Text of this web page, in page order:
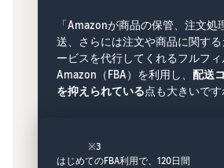
「Amazonが商品の保管、注文処
送、さらには注文や商品に関す
ービスを代行してくれるフルフ
Amazon（FBA）を利用し、 配送
を抑えられている点も大きいです
※3
はじめてのFBA利用で、120日間